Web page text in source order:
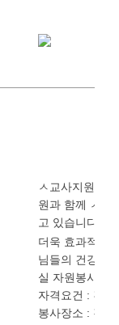
ㅅ교사지원재
원과 함께 ㅅ교
고 있습니다
더욱 효과적인
님들의 건강
실 자원봉사자
자격요건 : 간호
봉사장소 : 강남